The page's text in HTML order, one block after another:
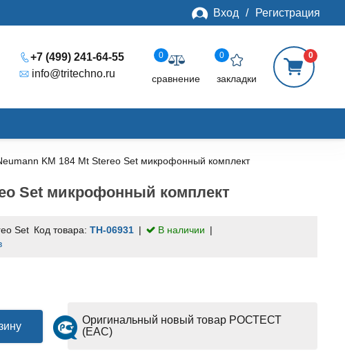
Вход / Регистрация
+7 (499) 241-64-55
info@tritechno.ru
0
сравнение
0
закладки
0
KM 184 Mt Stereo Set микрофонный комплект
Set микрофонный комплект
Set Код товара:TH-06931
В наличии
Оригинальный новый товар РОСТЕСТ
(EAC)